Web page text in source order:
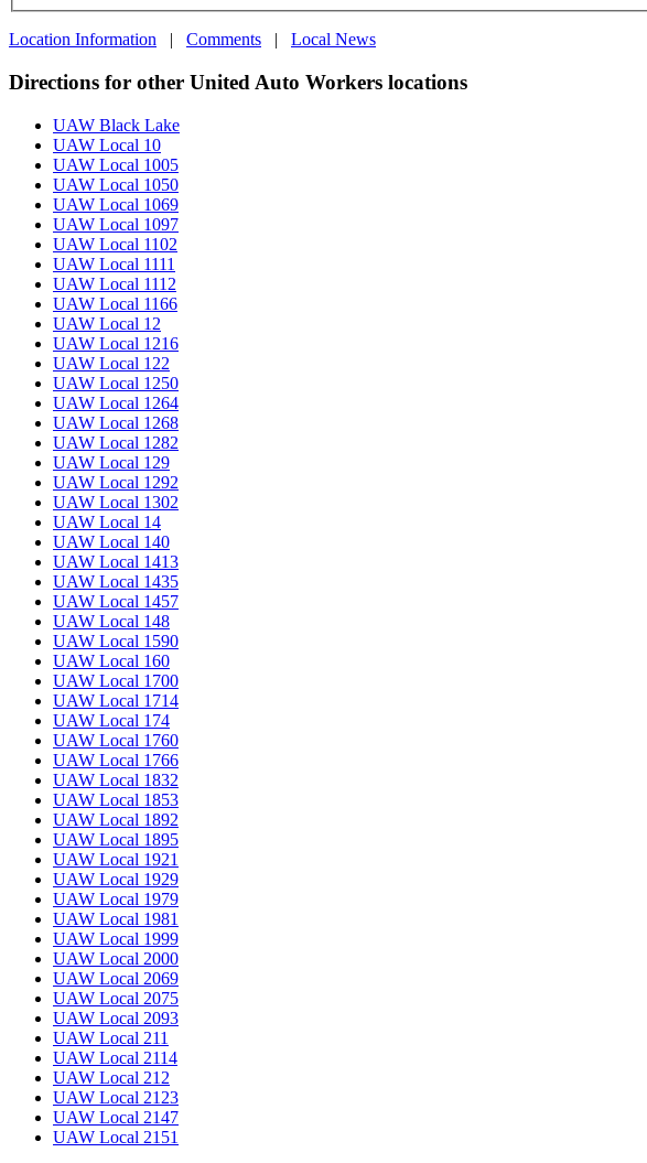
Location Information | Comments | Local News
Directions for other United Auto Workers locations
UAW Black Lake
UAW Local 10
UAW Local 1005
UAW Local 1050
UAW Local 1069
UAW Local 1097
UAW Local 1102
UAW Local 1111
UAW Local 1112
UAW Local 1166
UAW Local 12
UAW Local 1216
UAW Local 122
UAW Local 1250
UAW Local 1264
UAW Local 1268
UAW Local 1282
UAW Local 129
UAW Local 1292
UAW Local 1302
UAW Local 14
UAW Local 140
UAW Local 1413
UAW Local 1435
UAW Local 1457
UAW Local 148
UAW Local 1590
UAW Local 160
UAW Local 1700
UAW Local 1714
UAW Local 174
UAW Local 1760
UAW Local 1766
UAW Local 1832
UAW Local 1853
UAW Local 1892
UAW Local 1895
UAW Local 1921
UAW Local 1929
UAW Local 1979
UAW Local 1981
UAW Local 1999
UAW Local 2000
UAW Local 2069
UAW Local 2075
UAW Local 2093
UAW Local 211
UAW Local 2114
UAW Local 212
UAW Local 2123
UAW Local 2147
UAW Local 2151